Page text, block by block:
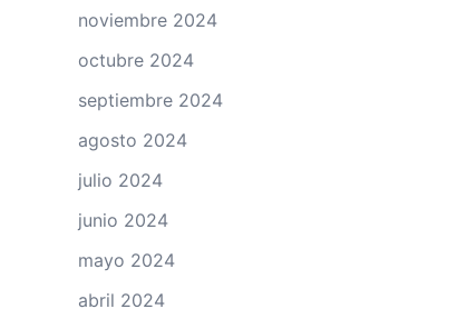
noviembre 2024
octubre 2024
septiembre 2024
agosto 2024
julio 2024
junio 2024
mayo 2024
abril 2024